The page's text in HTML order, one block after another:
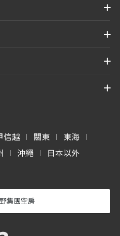
信越 | 關東 | 東海 |
| 沖繩 | 日本以外
集團空房